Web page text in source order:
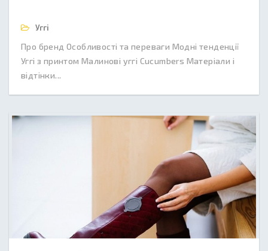
Уггі
Про бренд Особливості та переваги Модні тенденції
Уггі з принтом Малинові уггі Cucumbers Матеріали і
відтінки...